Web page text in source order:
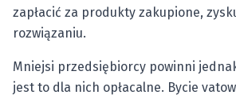
zapłacić za produkty zakupione,
rozwiązaniu.
Mniejsi przedsiębiorcy powinni
jest to dla nich opłacalne. Bycie